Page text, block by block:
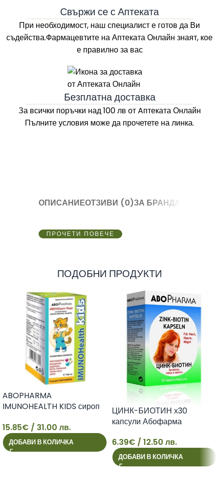
Свържи се с Аптеката
При необходимост, наш специалист е готов да Ви
съдейства.Фармацевтите наАптеката Онлайн знаят, кое
е правилно за вас
Безплатна доставка
За всички поръчки над 100 лв от Aптеката Онлайн
Пълните условия може да прочетете на линка.
ОПИСАНИЕОТЗИВИ (0)ЗА БРАНДА
ПРОЧЕТИ ПОВЕЧЕ
ПОДОБНИ ПРОДУКТИ
15
ABOPHARMA
IMUNOHEALTH KIDS сироп
100ml
15.85€ / 31.00 лв.
ДОБАВИ В КОЛИЧКА
6
ЦИНК-БИОТИН х30
капсули Абофарма
6.39€ / 12.50 лв.
ДОБАВИ В КОЛИЧКА